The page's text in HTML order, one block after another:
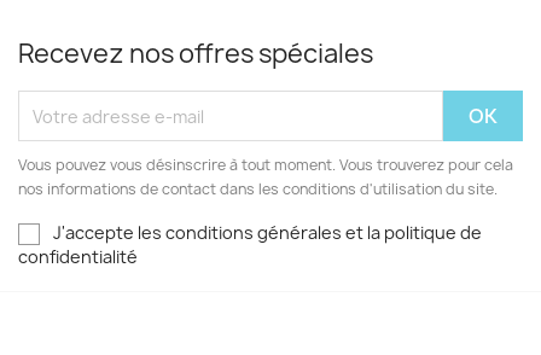
Recevez nos offres spéciales
Vous pouvez vous désinscrire à tout moment. Vous trouverez pour cela
nos informations de contact dans les conditions d'utilisation du site.
J'accepte les conditions générales et la politique de
confidentialité